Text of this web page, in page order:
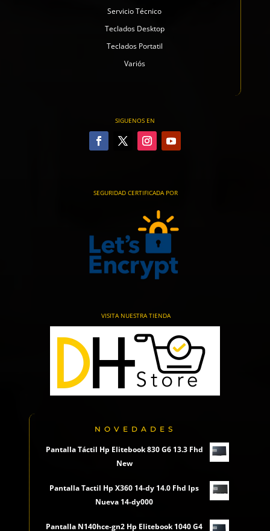
Servicio Técnico
Teclados Desktop
Teclados Portatil
Variós
SIGUENOS EN
SEGURIDAD CERTIFICADA POR
VISITA NUESTRA TIENDA
NOVEDADES
Pantalla Táctil Hp Elitebook 830 G6 13.3 Fhd
New
Pantalla Tactil Hp X360 14-dy 14.0 Fhd Ips
Nueva 14-dy000
Pantalla N140hce-gn2 Hp Elitebook 1040 G4